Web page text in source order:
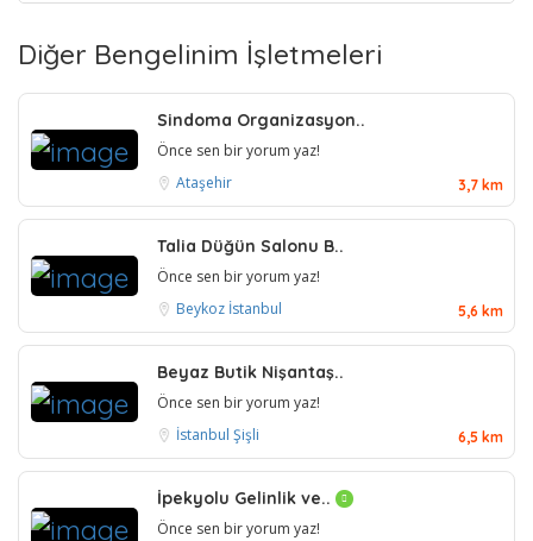
Diğer Bengelinim İşletmeleri
Sindoma Organizasyon..
Önce sen bir yorum yaz!
Ataşehir
3,7 km
Talia Düğün Salonu B..
Önce sen bir yorum yaz!
Beykoz İstanbul 5,6 km
Beyaz Butik Nişantaş..
Önce sen bir yorum yaz!
İstanbul Şişli 6,5 km
İpekyolu Gelinlik ve..
Önce sen bir yorum yaz!